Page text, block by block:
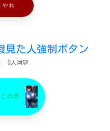
れ
見た人強制ボタン
0人回覧
の方